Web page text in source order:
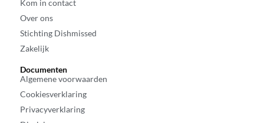
Kom in contact
Over ons
Stichting Dishmissed
Zakelijk
Documenten
Algemene voorwaarden
Cookiesverklaring
Privacyverklaring